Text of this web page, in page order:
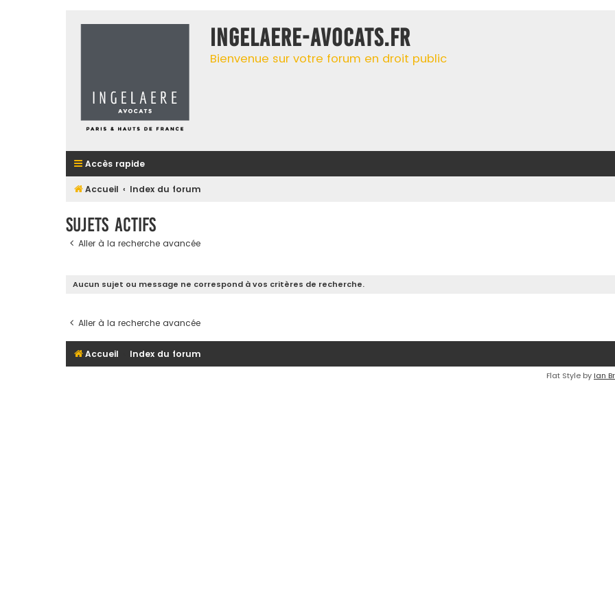
INGELAERE-AVOCATS.FR
Bienvenue sur votre forum en droit public
Accès rapide
Accueil Index du forum
Sujets actifs
Aller à la recherche avancée
Aucun sujet ou message ne correspond à vos critères de recherche.
Aller à la recherche avancée
Accueil Index du forum
Flat Style by Ian